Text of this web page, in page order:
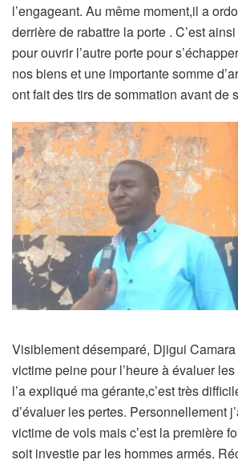
l’engageant. Au même moment,il a
derrière de rabattre la porte . C’est
pour ouvrir l’autre porte pour
nos biens et une importante somme
ont fait des tirs de sommation avant de
Visiblement désemparé, Djigui
victime peine pour l’heure à évaluer
l’a expliqué ma gérante,c’est très
d’évaluer les pertes. Personnellement
victime de vols mais c’est la première
soit investie par les hommes armés.